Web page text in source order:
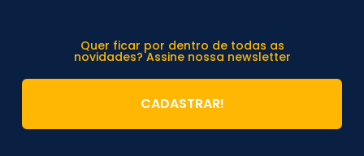
Quer ficar por dentro de todas as
novidades? Assine nossa newsletter
CADASTRAR!